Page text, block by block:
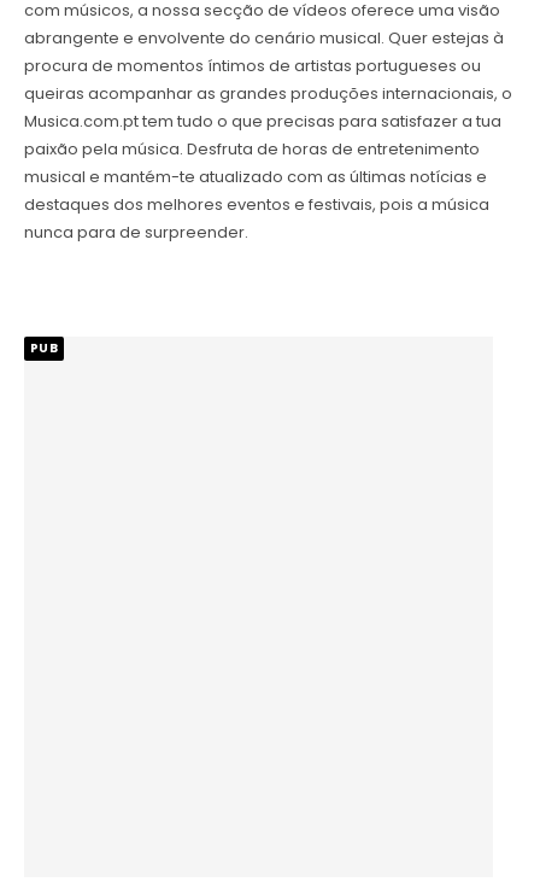
com músicos, a nossa secção de vídeos oferece uma visão
abrangente e envolvente do cenário musical. Quer estejas à
procura de momentos íntimos de artistas portugueses ou
queiras acompanhar as grandes produções internacionais, o
Musica.com.pt tem tudo o que precisas para satisfazer a tua
paixão pela música. Desfruta de horas de entretenimento
musical e mantém-te atualizado com as últimas notícias e
destaques dos melhores eventos e festivais, pois a música
nunca para de surpreender.
PUB